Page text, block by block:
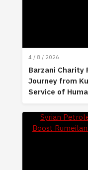
4 / 8 / 2026
Barzani Charity
Journey from
Service of